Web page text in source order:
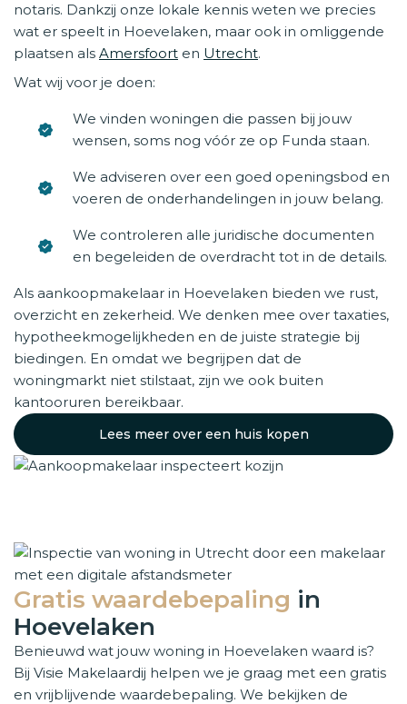
notaris. Dankzij onze lokale kennis weten we precies
wat er speelt in Hoevelaken, maar ook in omliggende
plaatsen als Amersfoort en Utrecht.
Wat wij voor je doen:
We vinden woningen die passen bij jouw
wensen, soms nog vóór ze op Funda staan.
We adviseren over een goed openingsbod en
voeren de onderhandelingen in jouw belang.
We controleren alle juridische documenten
en begeleiden de overdracht tot in de details.
Als aankoopmakelaar in Hoevelaken bieden we rust,
overzicht en zekerheid. We denken mee over taxaties,
hypotheekmogelijkheden en de juiste strategie bij
biedingen. En omdat we begrijpen dat de
woningmarkt niet stilstaat, zijn we ook buiten
kantooruren bereikbaar.
Lees meer over een huis kopen
Gratis waardebepaling in
Hoevelaken
Benieuwd wat jouw woning in Hoevelaken waard is?
Bij Visie Makelaardij helpen we je graag met een gratis
en vrijblijvende waardebepaling. We bekijken de